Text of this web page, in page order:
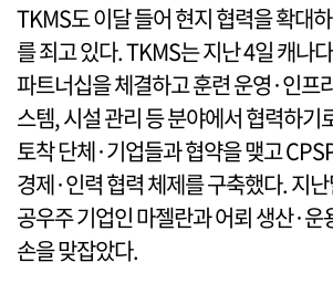
TKMS도 이달 들어 현지 협력을 확대
를 죄고 있다. TKMS는 지난 4일 캐나
파트너십을 체결하고 훈련 운영·인프
스템, 시설 관리 등 분야에서 협력하기
토착 단체·기업들과 협약을 맺고
경제·인력 협력 체제를 구축했다. 지
공우주 기업인 마젤란과 어뢰 생산·운
손을 맞잡았다.